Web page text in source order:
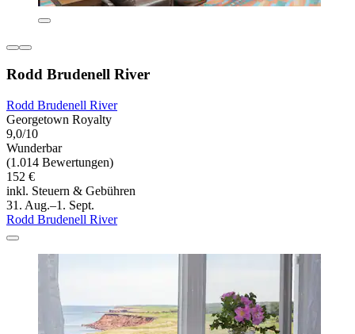
Rodd Brudenell River
Rodd Brudenell River
Georgetown Royalty
9,0/10
Wunderbar
(1.014 Bewertungen)
152 €
inkl. Steuern & Gebühren
31. Aug.–1. Sept.
Rodd Brudenell River